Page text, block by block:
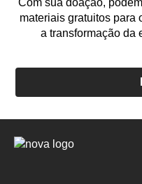
promova a autonomia no
recursos.
diálogos e as trocas
interesse sobre as
circulando pelo espaço e
Com sua doação,
materiais gratuitos para
a transformação da
Logo